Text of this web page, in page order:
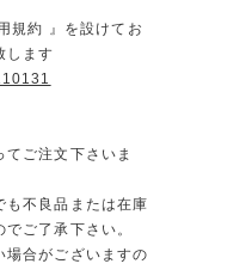
規約 』を設けてお
します
ご注文下さいま
不良品または在庫
ご了承下さい。
場合がございますの